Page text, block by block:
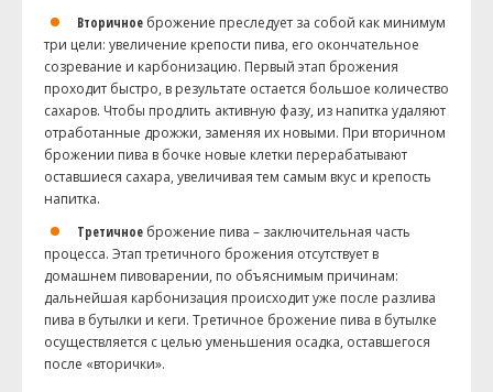
Вторичное брожение преследует за собой как минимум
три цели: увеличение крепости пива, его окончательное
созревание и карбонизацию. Первый этап брожения
проходит быстро, в результате остается большое количество
сахаров. Чтобы продлить активную фазу, из напитка удаляют
отработанные дрожжи, заменяя их новыми. При вторичном
брожении пива в бочке новые клетки перерабатывают
оставшиеся сахара, увеличивая тем самым вкус и крепость
напитка.
Третичное брожение пива – заключительная часть
процесса. Этап третичного брожения отсутствует в
домашнем пивоварении, по объяснимым причинам:
дальнейшая карбонизация происходит уже после разлива
пива в бутылки и кеги. Третичное брожение пива в бутылке
осуществляется с целью уменьшения осадка, оставшегося
после «вторички».